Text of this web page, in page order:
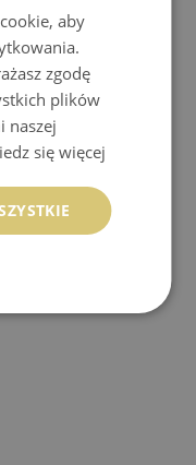
aby
zgodę
plików
naszej
się więcej